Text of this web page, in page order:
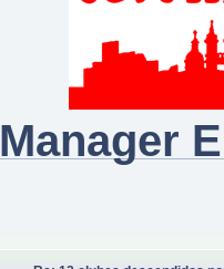
Manager